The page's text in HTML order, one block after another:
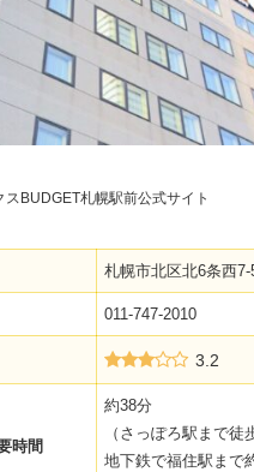
BUDGET札幌駅前公式サイト
札幌市北区北6条西7-
011-747-2010
3.2
時間
約38分
（さっぽろ駅まで
地下鉄で福住駅まで